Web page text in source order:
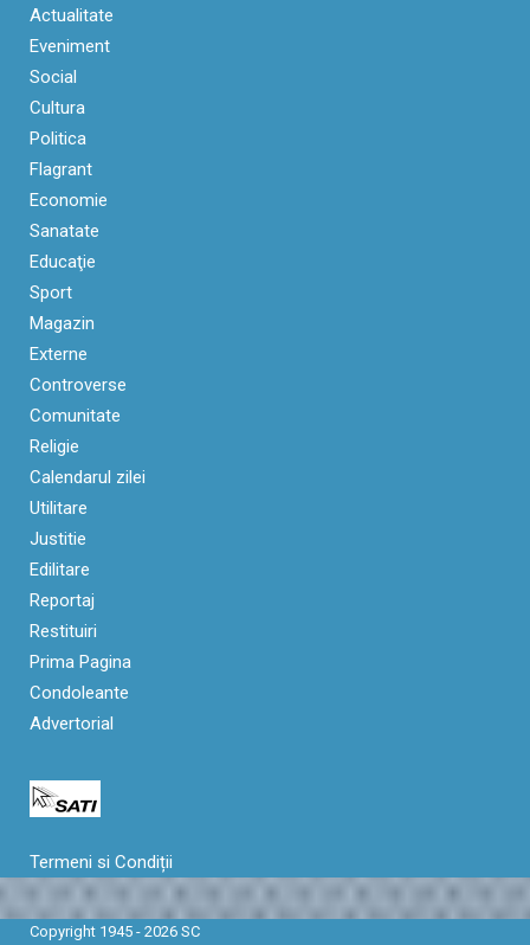
Actualitate
Eveniment
Social
Cultura
Politica
Flagrant
Economie
Sanatate
Educaţie
Sport
Magazin
Externe
Controverse
Comunitate
Religie
Calendarul zilei
Utilitare
Justitie
Edilitare
Reportaj
Restituiri
Prima Pagina
Condoleante
Advertorial
Termeni si Condiții
Copyright 1945 - 2026 SC